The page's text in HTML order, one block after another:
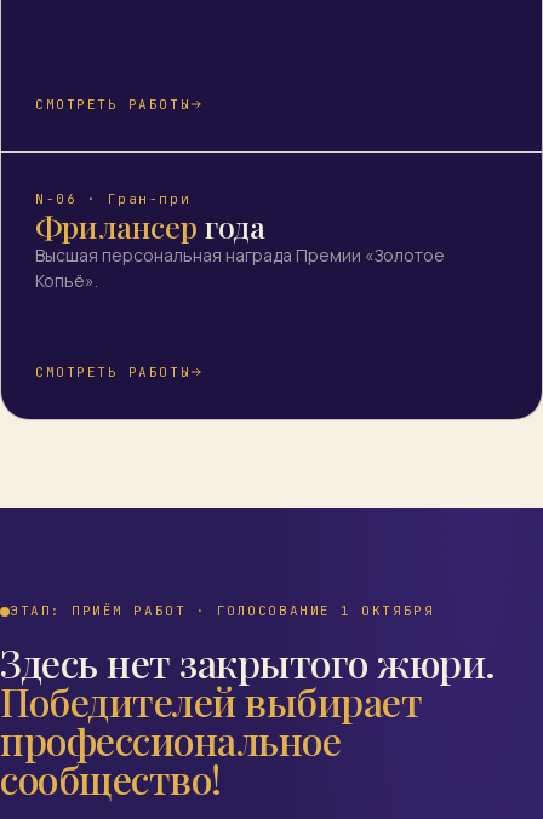
СМОТРЕТЬ РАБОТЫ
N-06 · Гран-при
Фрилансер года
Высшая персональная награда Премии «Золотое
Копьё».
СМОТРЕТЬ РАБОТЫ
ЭТАП: ПРИЁМ РАБОТ · ГОЛОСОВАНИЕ 1 ОКТЯБРЯ
Здесь нет закрытого жюри.
Победителей выбирает
профессиональное
сообщество!